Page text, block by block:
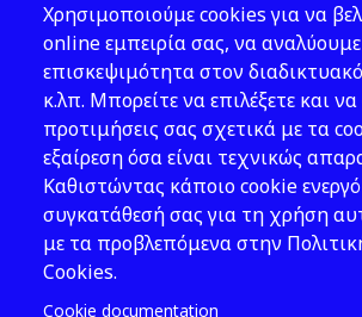
Νομοθεσία
Εκδόσεις
Νέα - Εκδηλώσεις
Ακολουθήστε
Χρησιμοποιούμε cookies για να
online εμπειρία σας, να
επισκεψιμότητα στον
κ.λπ. Μπορείτε να επιλέξετε και να
προτιμήσεις σας σχετικά με τα
εξαίρεση όσα είναι τεχνικώς
Καθιστώντας κάποιο cookie ενεργό
συγκατάθεσή σας για τη χρήση
με τα προβλεπόμενα στην
Cookies.
Cookie documentation